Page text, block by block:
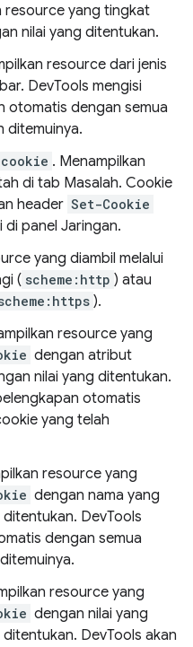
resource yang tingkat
nilai yang ditentukan.
resource dari jenis
DevTools mengisi
dengan semua
ditemuinya.
. Menampilkan
di tab Masalah. Cookie
header Set-Cookie
di panel Jaringan.
yang diambil melalui
( scheme:http ) atau
).
resource yang
dengan atribut
nilai yang ditentukan.
otomatis
yang telah
resource yang
dengan nama yang
DevTools
dengan semua
resource yang
dengan nilai yang
DevTools akan